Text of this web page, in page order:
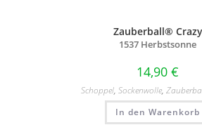
Zauberball® Crazy
1537 Herbstsonne
14,90 €
Schoppel, Sockenwolle,
In den Warenkorb